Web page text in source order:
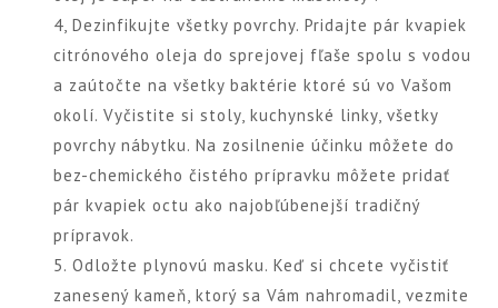
4, Dezinfikujte všetky povrchy. Pridajte pár kvapiek
citrónového oleja do sprejovej fľaše spolu s vodou
a zaútočte na všetky baktérie ktoré sú vo Vašom
okolí. Vyčistite si stoly, kuchynské linky, všetky
povrchy nábytku. Na zosilnenie účinku môžete do
bez-chemického čistého prípravku môžete pridať
pár kvapiek octu ako najobľúbenejší tradičný
prípravok.
5. Odložte plynovú masku. Keď si chcete vyčistiť
zanesený kameň, ktorý sa Vám nahromadil, vezmite